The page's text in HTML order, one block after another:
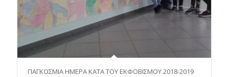
ΠΑΓΚΟΣΜΙΑ ΗΜΕΡΑ ΚΑΤΑ ΤΟΥ ΕΚΦΟΒΙΣΜΟΥ 2018-2019